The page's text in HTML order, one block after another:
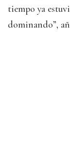
tiempo ya
dominando”,